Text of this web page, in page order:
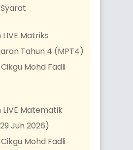
Matriks
Tahun 4 (MPT4)
Mohd Fadli
LIVE Matematik
Jun 2026)
Mohd Fadli